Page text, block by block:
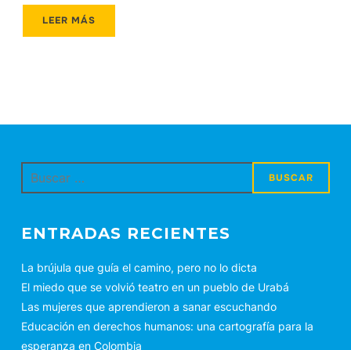
LEER MÁS
Buscar:
ENTRADAS RECIENTES
La brújula que guía el camino, pero no lo dicta
El miedo que se volvió teatro en un pueblo de Urabá
Las mujeres que aprendieron a sanar escuchando
Educación en derechos humanos: una cartografía para la
esperanza en Colombia